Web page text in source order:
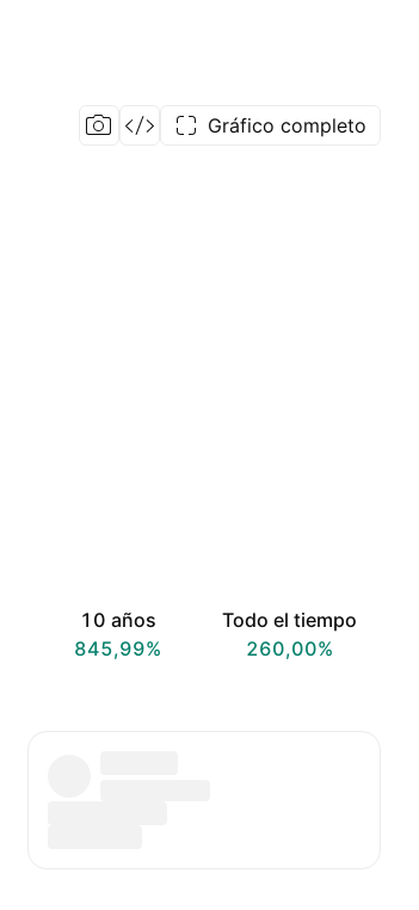
Gráfico completo
10 años
845,99%
Todo el tiempo
260,00%